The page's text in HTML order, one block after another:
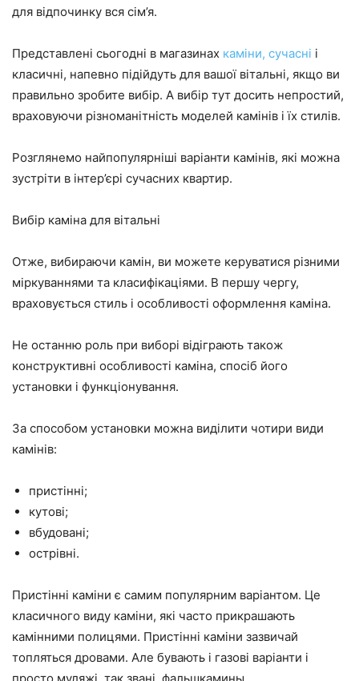
для відпочинку вся сім’я.
Представлені сьогодні в магазинах каміни, сучасні і
класичні, напевно підійдуть для вашої вітальні, якщо ви
правильно зробите вибір. А вибір тут досить непростий,
враховуючи різноманітність моделей камінів і їх стилів.
Розглянемо найпопулярніші варіанти камінів, які можна
зустріти в інтер’єрі сучасних квартир.
Вибір каміна для вітальні
Отже, вибираючи камін, ви можете керуватися різними
міркуваннями та класифікаціями. В першу чергу,
враховується стиль і особливості оформлення каміна.
Не останню роль при виборі відіграють також
конструктивні особливості каміна, спосіб його
установки і функціонування.
За способом установки можна виділити чотири види
камінів:
пристінні;
кутові;
вбудовані;
острівні.
Пристінні каміни є самим популярним варіантом. Це
класичного виду каміни, які часто прикрашають
камінними полицями. Пристінні каміни зазвичай
топляться дровами. Але бувають і газові варіанти і